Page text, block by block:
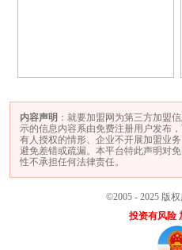
内容声明 ：就要加盟网为第三方加盟
示的信息内容系由免费注册用户发布
有人授权的情形、企业不开展加盟业
避免差错或疏漏。本平台特此声明对
性不承担任何法律责任。
©2005 - 2025 版
投资有风险